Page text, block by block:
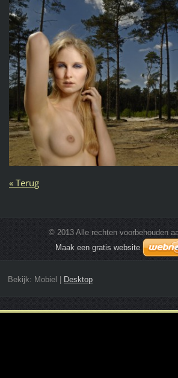
« Terug
© 2013 Alle rechten voorbehouden
Maak een gratis website
Bekijk: Mobiel | Desktop